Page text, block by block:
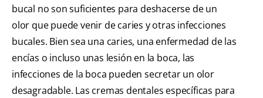
bucal no son suficientes para deshacerse de un
olor que puede venir de caries y otras infecciones
bucales. Bien sea una caries, una enfermedad de las
encías o incluso unas lesión en la boca, las
infecciones de la boca pueden secretar un olor
desagradable. Las cremas dentales específicas para